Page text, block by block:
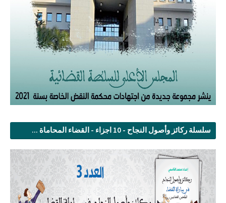
سلسلة ركائز وأصول النجاح - 10 اجزاء - القضاء المحاماة ...